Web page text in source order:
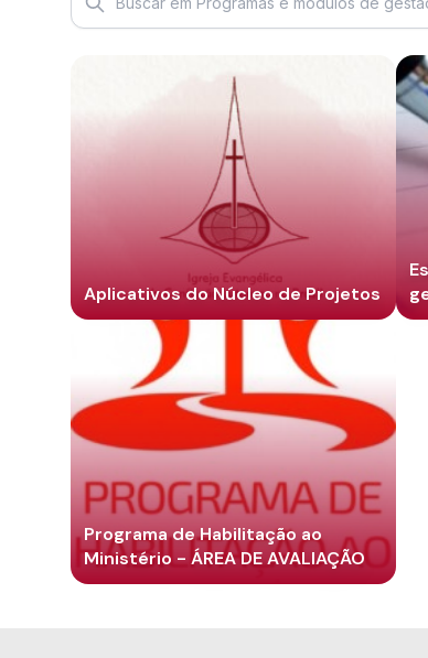
Aplicativos do Núcleo de Projetos
Programa de Habilitação ao
Ministério - ÁREA DE AVALIAÇÃO